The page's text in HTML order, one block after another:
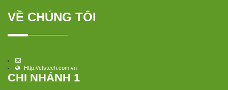
VỀ CHÚNG TÔI
Http://ctstech.com.vn
CHI NHÁNH 1